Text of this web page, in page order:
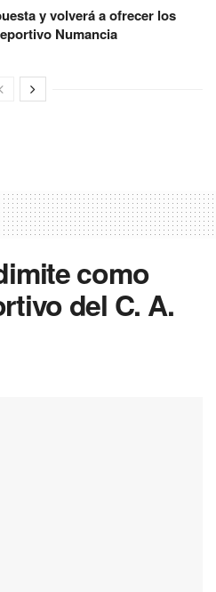
y volverá a ofrecer los
Numancia
como
del C. A.